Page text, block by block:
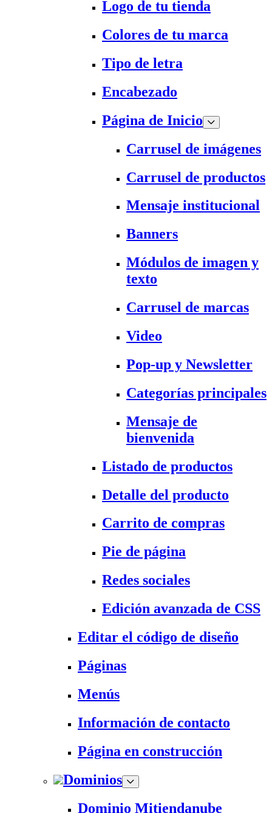
Logo de tu tienda
Colores de tu marca
Tipo de letra
Encabezado
Página de Inicio
Carrusel de imágenes
Carrusel de productos
Mensaje institucional
Banners
Módulos de imagen y
texto
Carrusel de marcas
Video
Pop-up y Newsletter
Categorías principales
Mensaje de
bienvenida
Listado de productos
Detalle del producto
Carrito de compras
Pie de página
Redes sociales
Edición avanzada de CSS
Editar el código de diseño
Páginas
Menús
Información de contacto
Página en construcción
Dominios
Dominio Mitiendanube